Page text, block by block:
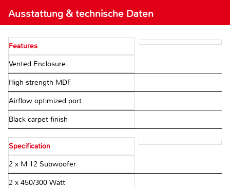
Ausstattung & technische Daten
Features
Vented Enclosure
High-strength MDF
Airflow optimized port
Black carpet finish
Specification
2 x M 12 Subwoofer
2 x 450/300 Watt